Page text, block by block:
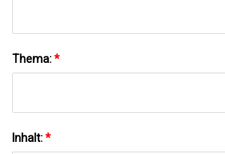
Thema:*
Inhalt:*